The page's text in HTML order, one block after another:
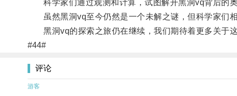
科学家们通过观测和计算，试图解开黑洞vq背后的奥
虽然黑洞vq至今仍然是一个未解之谜，但科学家们相
黑洞vq的探索之旅仍在继续，我们期待着更多关于这
#44#
评论
游客